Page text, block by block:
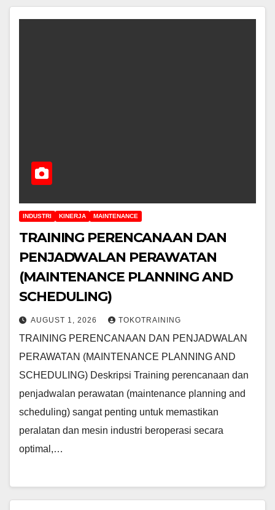
INDUSTRI KINERJA MAINTENANCE
TRAINING PERENCANAAN DAN
PENJADWALAN PERAWATAN
(MAINTENANCE PLANNING AND
SCHEDULING)
AUGUST 1, 2026 TOKOTRAINING
TRAINING PERENCANAAN DAN PENJADWALAN
PERAWATAN (MAINTENANCE PLANNING AND
SCHEDULING) Deskripsi Training perencanaan dan
penjadwalan perawatan (maintenance planning and
scheduling) sangat penting untuk memastikan
peralatan dan mesin industri beroperasi secara
optimal,…